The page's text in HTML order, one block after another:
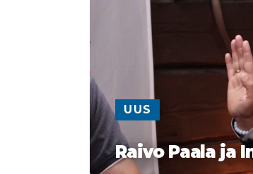
UUS
Raivo Paala ja